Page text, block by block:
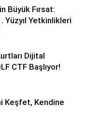
Büyük Fırsat:
Yüzyıl Yetkinlikleri
Dijital
CTF Başlıyor!
Keşfet, Kendine